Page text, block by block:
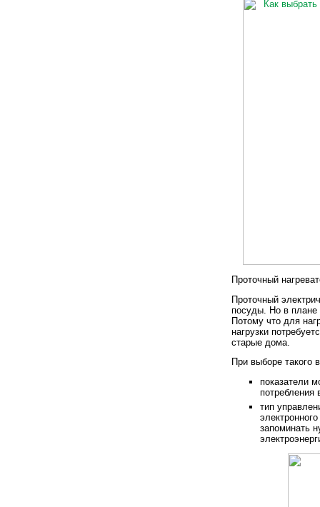
Проточный
Проточный
посуды. Но в плане
Потому что для
нагрузки
старые дома.
При выборе такого
показатели
потребления
тип
запоминать